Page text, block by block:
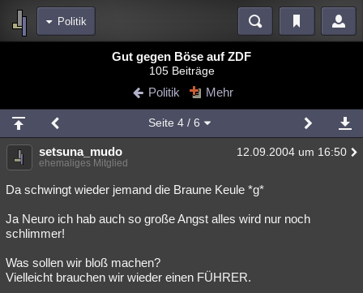
Politik
Blogs Videos
Chat Wiki Neuigkeiten
meine Rubriken
Menschen Wissenschaft Mystery Kriminalfälle
Spiritualität Verschwörungen Technologie
Natur Umfragen Unterhaltung
Philosophie Träume Orte Esoterik
Gut gegen Böse auf ZDF
105 Beiträge
Politik Mehr
Seite 4/ 6
setsuna_mudo 12.09.2004 um 16:50
ehemaliges Mitglied
Da schwingt wieder jemand die Braune Keule *g*
Ja Neuro ich hab auch so große Angst alles wird nur noch
schlimmer!
Was sollen wir bloß machen?
Vielleicht brauchen wir wieder einen FÜHRER.